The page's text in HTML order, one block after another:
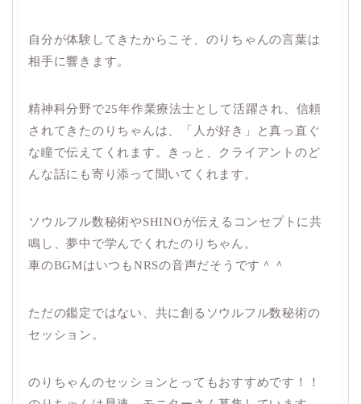
自分が体験してきたからこそ、のりちゃんの言葉は
相手に響きます。
精神科分野で25年作業療法士として活躍され、信頼
されてきたのりちゃんは、「人が好き」と真っ直ぐ
な瞳で伝えてくれます。きっと、クライアントのど
んな話にも寄り添って聞いてくれます。
ソウルフル数秘術やSHINOが伝えるコンセプトに共
鳴し、夢中で学んでくれたのりちゃん。
車のBGMはいつもNRSの音声だそうです＾＾
ただの鑑定ではない、共に創るソウルフル数秘術の
セッション。
のりちゃんのセッションとってもおすすめです！！